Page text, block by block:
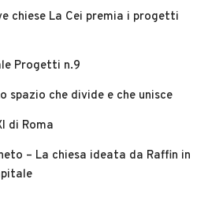
chiese La Cei premia i progetti
Progetti n.9
spazio che divide e che unisce
di Roma
– La chiesa ideata da Raffin in